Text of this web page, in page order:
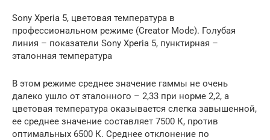
Sony Xperia 5, цветовая температура в
профессиональном режиме (Creator Mode). Голубая
линия – показатели Sony Xperia 5, пунктирная –
эталонная температура
В этом режиме среднее значение гаммы не очень
далеко ушло от эталонного – 2,33 при норме 2,2, а
цветовая температура оказывается слегка завышенной,
ее среднее значение составляет 7500 К, против
оптимальных 6500 К. Среднее отклонение по